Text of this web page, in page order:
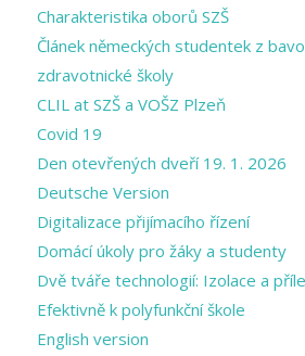
Charakteristika oborů SZŠ
Článek německých studentek z
zdravotnické školy
CLIL at SZŠ a VOŠZ Plzeň
Covid 19
Den otevřených dveří 19. 1. 2026
Deutsche Version
Digitalizace přijímacího řízení
Domácí úkoly pro žáky a studenty
Dvě tváře technologií: Izolace a
Efektivně k polyfunkční škole
English version